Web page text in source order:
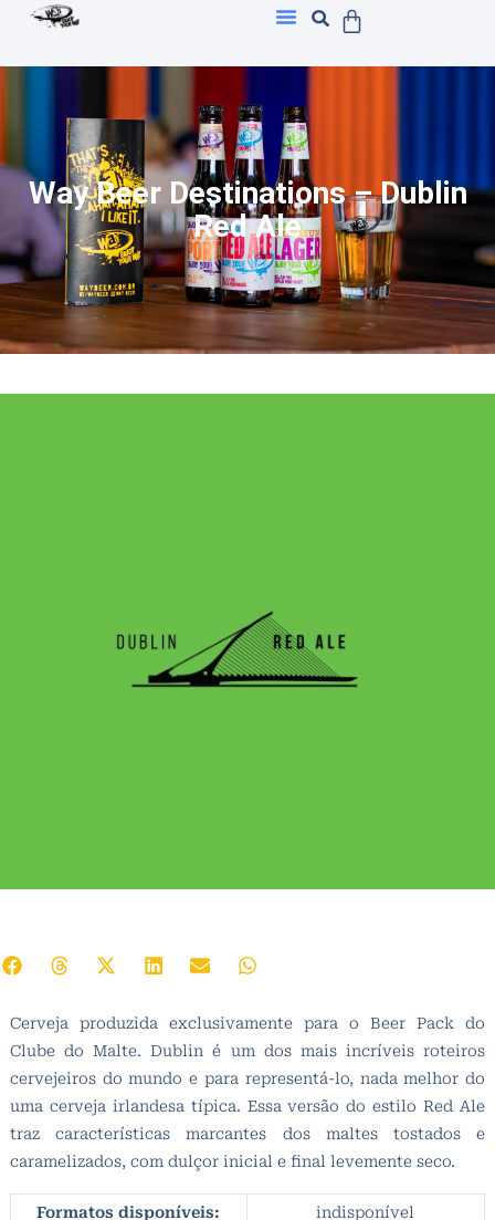
Way Beer Destinations – Dublin
Red Ale
Cerveja produzida exclusivamente para o Beer Pack do
Clube do Malte. Dublin é um dos mais incríveis roteiros
cervejeiros do mundo e para representá-lo, nada melhor do
uma cerveja irlandesa típica. Essa versão do estilo Red Ale
traz características marcantes dos maltes tostados e
caramelizados, com dulçor inicial e final levemente seco.
Formatos disponíveis: indisponível